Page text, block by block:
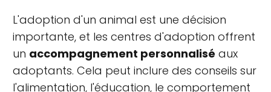
L'adoption d'un animal est une décision
importante, et les centres d'adoption offrent
un accompagnement personnalisé aux
adoptants. Cela peut inclure des conseils sur
l'alimentation, l'éducation, le comportement